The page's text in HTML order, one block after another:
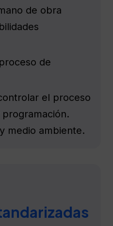
de obra
de
el proceso
medio ambiente.